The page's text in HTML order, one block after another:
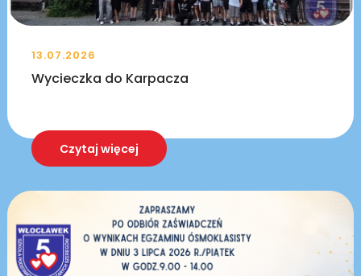
13.07.2026
Wycieczka do Karpacza
Czytaj więcej